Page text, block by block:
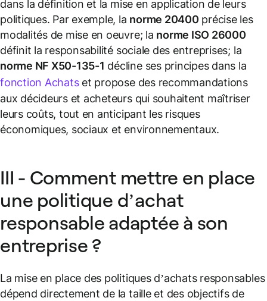
dans la définition et la mise en application de leurs
politiques. Par exemple, la norme 20400 précise les
modalités de mise en oeuvre; la norme ISO 26000
définit la responsabilité sociale des entreprises; la
norme NF X50-135-1 décline ses principes dans la
fonction Achatset propose des recommandations
aux décideurs et acheteurs qui souhaitent maîtriser
leurs coûts, tout en anticipant les risques
économiques, sociaux et environnementaux.
III - Comment mettre en place
une politique d’achat
responsable adaptée à son
entreprise ?
La mise en place des politiques d’achats responsables
dépend directement de la taille et des objectifs de